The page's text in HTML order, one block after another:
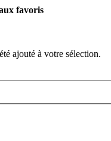
favoris
ajouté à votre sélection.